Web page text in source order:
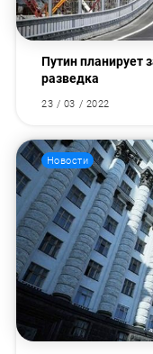
Путин планирует
разведка
23 / 03 / 2022
Новости